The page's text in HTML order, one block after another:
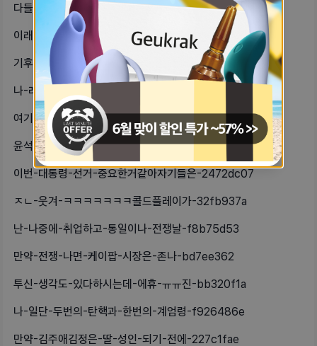
다들-정치색-완전-정반대인-남친이랑-ce44d125
이래서-민주당도-ㅈ같음-시발-여성의제-60ecdd76
기후위기때문에-인간-망하는건-확정이고-1f84727a
나-레딧에서-북한-사람-본적-있음이거-b7b0ba8e
여기도-정치-바이럴-오지는듯-하긴-대-70b1b1ad
윤석열-아빠-언제-죽었더라그때-오야꼬-6e93306a
이번-대통령-선거-중요한거같아자기들은-2472dc07
ㅈㄴ-웃겨-ㅋㅋㅋㅋㅋㅋㅋ콜드플레이가-32fb937a
난-나중에-취업하고-통일이나-전쟁날-f8b75d53
만약-전쟁-나면-케이팝-시장은-존나-bd7ee362
투신-생각도-있다하시는데-에휴-ㅠㅠ진-bb320f1a
나-일단-두번의-탄핵과-한번의-계엄령-f926486e
만약-김주애김정은-딸-성인-되기-전에-227c1fae